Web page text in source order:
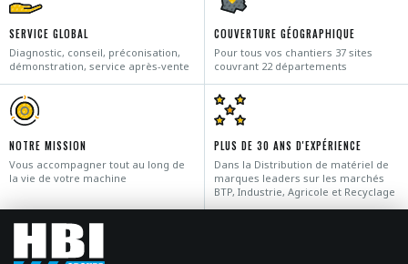
SERVICE GLOBAL
Diagnostic, conseil, préconisation,
démonstration, service après-vente
COUVERTURE GÉOGRAPHIQUE
Pour tous vos chantiers 37 sites
couvrant 22 départements
NOTRE MISSION
Vous accompagner tout au long de
la vie de votre machine
PLUS DE 30 ANS D'EXPÉRIENCE
Dans la Distribution de matériel de
marques leaders sur les marchés
BTP, Industrie, Agricole et Recyclage